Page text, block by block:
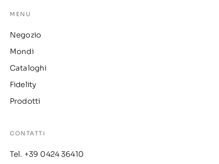
MENU
Negozio
Mondi
Cataloghi
Fidelity
Prodotti
CONTATTI
Tel. +39 0424 36410